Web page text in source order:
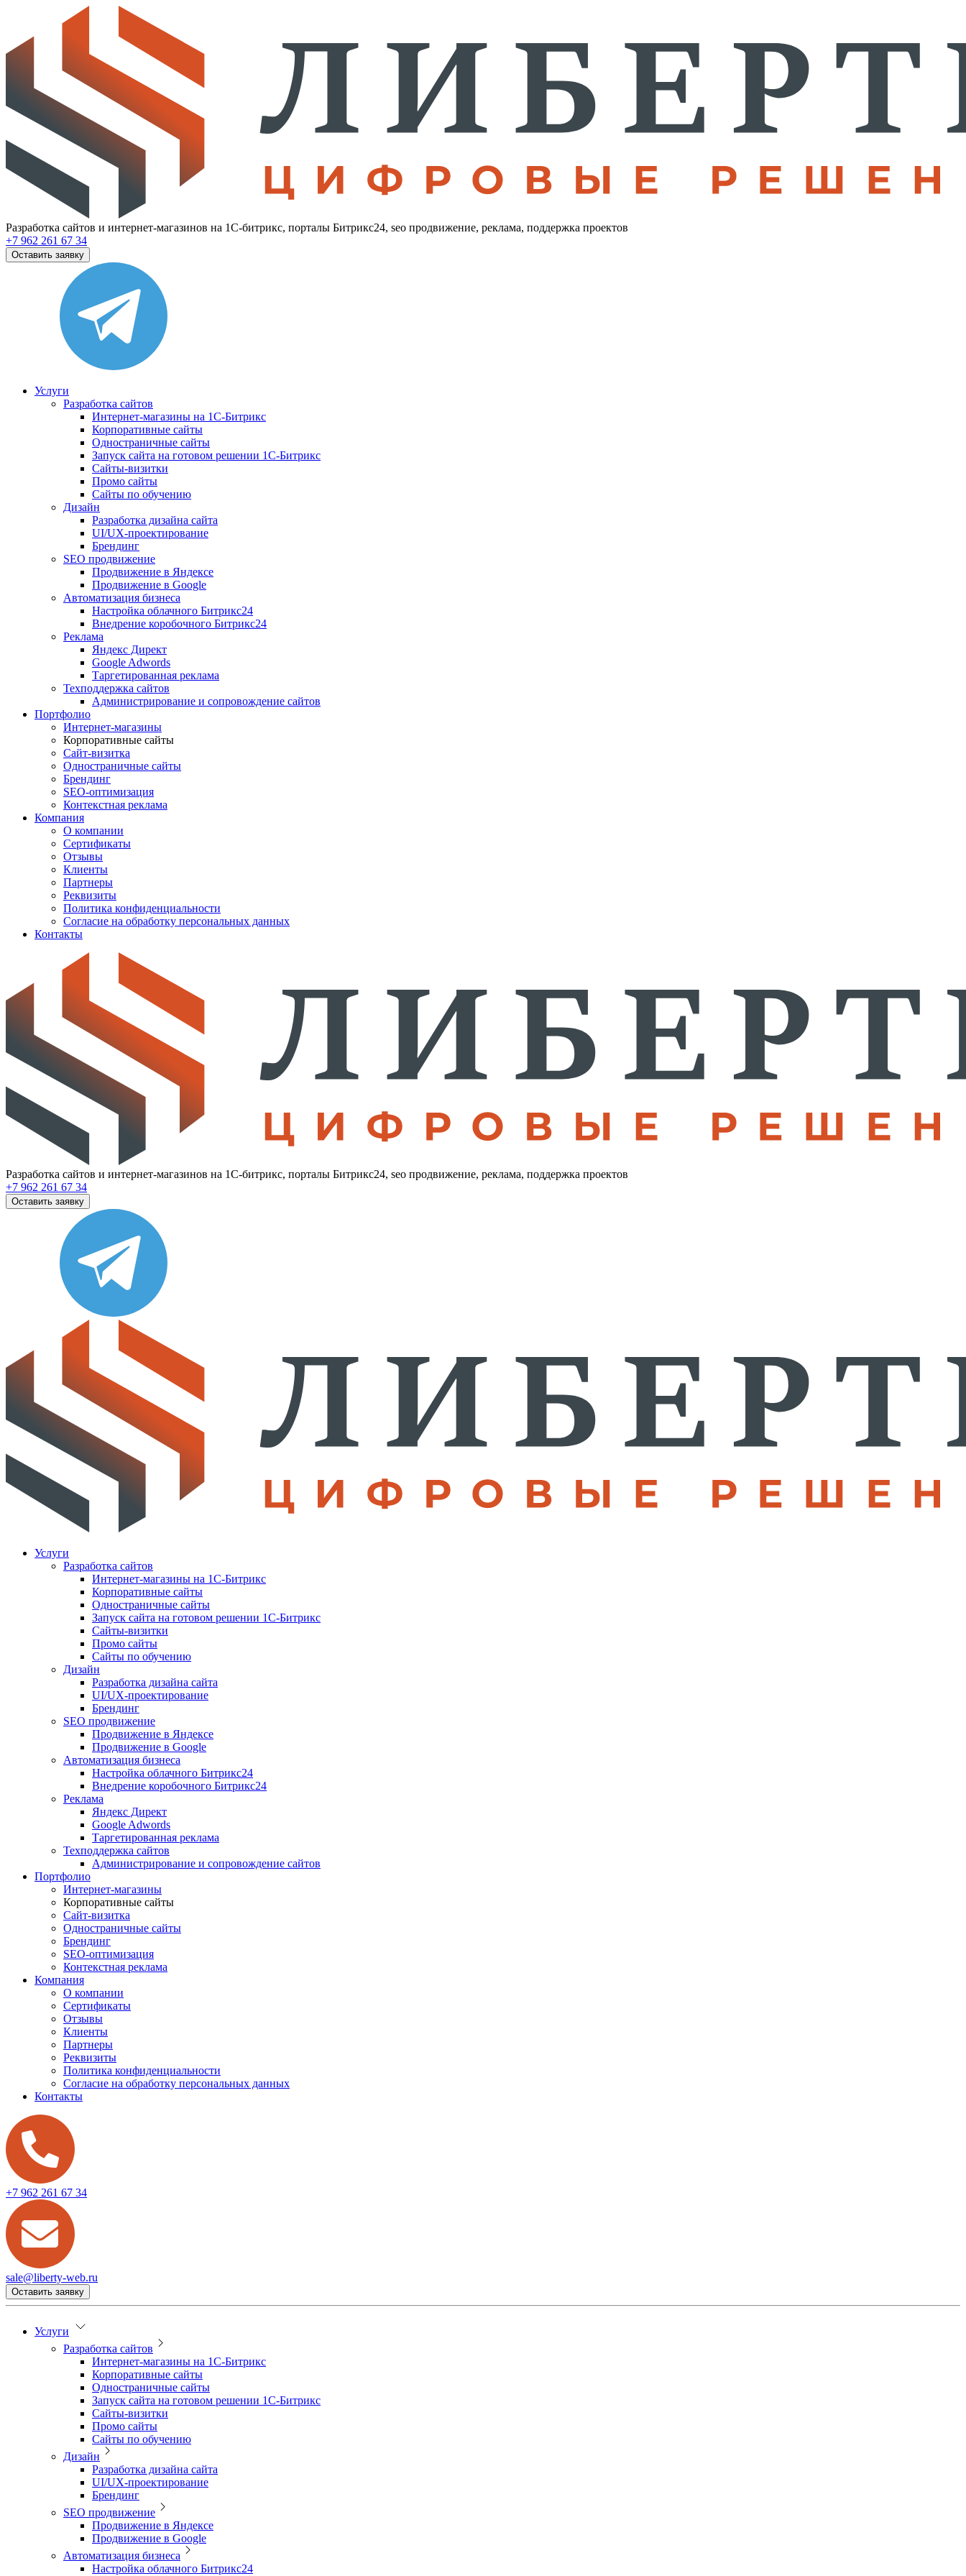
Разработка сайтов и интернет-магазинов на 1С-битрикс, порталы Битрикс24, seo продвижение, реклама, поддержка проектов
+7 962 261 67 34
Оставить заявку
Услуги
Разработка сайтов
Интернет-магазины на 1С-Битрикс
Корпоративные сайты
Одностраничные сайты
Запуск сайта на готовом решении 1С-Битрикс
Сайты-визитки
Промо сайты
Сайты по обучению
Дизайн
Разработка дизайна сайта
UI/UX-проектирование
Брендинг
SEO продвижение
Продвижение в Яндексе
Продвижение в Google
Автоматизация бизнеса
Настройка облачного Битрикс24
Внедрение коробочного Битрикс24
Реклама
Яндекс Директ
Google Adwords
Таргетированная реклама
Техподдержка сайтов
Администрирование и сопровождение сайтов
Портфолио
Интернет-магазины
Корпоративные сайты
Сайт-визитка
Одностраничные сайты
Брендинг
SEO-оптимизация
Контекстная реклама
Компания
О компании
Сертификаты
Отзывы
Клиенты
Партнеры
Реквизиты
Политика конфиденциальности
Согласие на обработку персональных данных
Контакты
Разработка сайтов и интернет-магазинов на 1С-битрикс, порталы Битрикс24, seo продвижение, реклама, поддержка проектов
+7 962 261 67 34
Оставить заявку
Услуги
Разработка сайтов
Интернет-магазины на 1С-Битрикс
Корпоративные сайты
Одностраничные сайты
Запуск сайта на готовом решении 1С-Битрикс
Сайты-визитки
Промо сайты
Сайты по обучению
Дизайн
Разработка дизайна сайта
UI/UX-проектирование
Брендинг
SEO продвижение
Продвижение в Яндексе
Продвижение в Google
Автоматизация бизнеса
Настройка облачного Битрикс24
Внедрение коробочного Битрикс24
Реклама
Яндекс Директ
Google Adwords
Таргетированная реклама
Техподдержка сайтов
Администрирование и сопровождение сайтов
Портфолио
Интернет-магазины
Корпоративные сайты
Сайт-визитка
Одностраничные сайты
Брендинг
SEO-оптимизация
Контекстная реклама
Компания
О компании
Сертификаты
Отзывы
Клиенты
Партнеры
Реквизиты
Политика конфиденциальности
Согласие на обработку персональных данных
Контакты
+7 962 261 67 34
sale@liberty-web.ru
Оставить заявку
Услуги
Разработка сайтов
Интернет-магазины на 1С-Битрикс
Корпоративные сайты
Одностраничные сайты
Запуск сайта на готовом решении 1С-Битрикс
Сайты-визитки
Промо сайты
Сайты по обучению
Дизайн
Разработка дизайна сайта
UI/UX-проектирование
Брендинг
SEO продвижение
Продвижение в Яндексе
Продвижение в Google
Автоматизация бизнеса
Настройка облачного Битрикс24